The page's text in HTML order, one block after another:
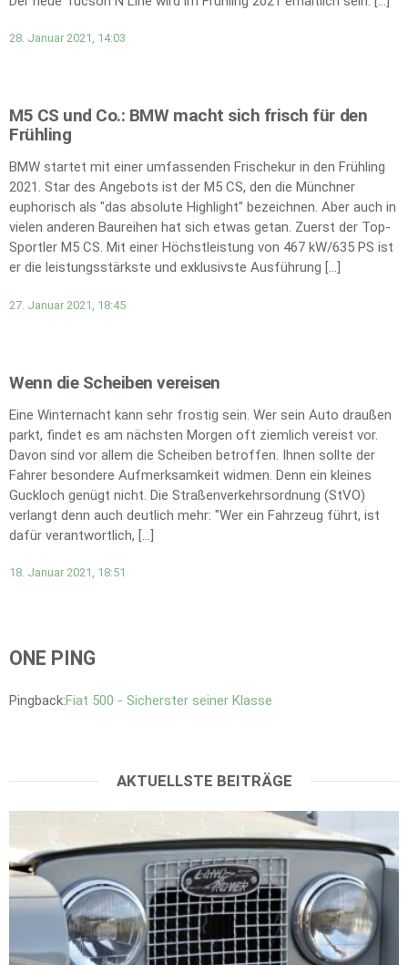
28. Januar 2021, 14:03
M5 CS und Co.: BMW macht sich frisch für den
Frühling
BMW startet mit einer umfassenden Frischekur in den Frühling
2021. Star des Angebots ist der M5 CS, den die Münchner
euphorisch als "das absolute Highlight" bezeichnen. Aber auch in
vielen anderen Baureihen hat sich etwas getan. Zuerst der Top-
Sportler M5 CS. Mit einer Höchstleistung von 467 kW/635 PS ist
er die leistungsstärkste und exklusivste Ausführung […]
27. Januar 2021, 18:45
Wenn die Scheiben vereisen
Eine Winternacht kann sehr frostig sein. Wer sein Auto draußen
parkt, findet es am nächsten Morgen oft ziemlich vereist vor.
Davon sind vor allem die Scheiben betroffen. Ihnen sollte der
Fahrer besondere Aufmerksamkeit widmen. Denn ein kleines
Guckloch genügt nicht. Die Straßenverkehrsordnung (StVO)
verlangt denn auch deutlich mehr: "Wer ein Fahrzeug führt, ist
dafür verantwortlich, […]
18. Januar 2021, 18:51
ONE PING
Pingback:Fiat 500 - Sicherster seiner Klasse
AKTUELLSTE BEITRÄGE